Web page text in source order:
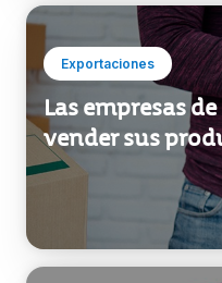
Exportaciones
Las empresas
vender sus